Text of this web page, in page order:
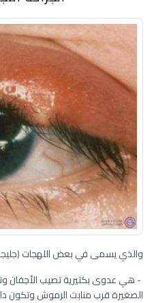
والذي يسمى في بعض اللهجات
- هي عدوى بكتيرية تصيب الأجفان
الصغيرة قرب منابت الرموش وتكون